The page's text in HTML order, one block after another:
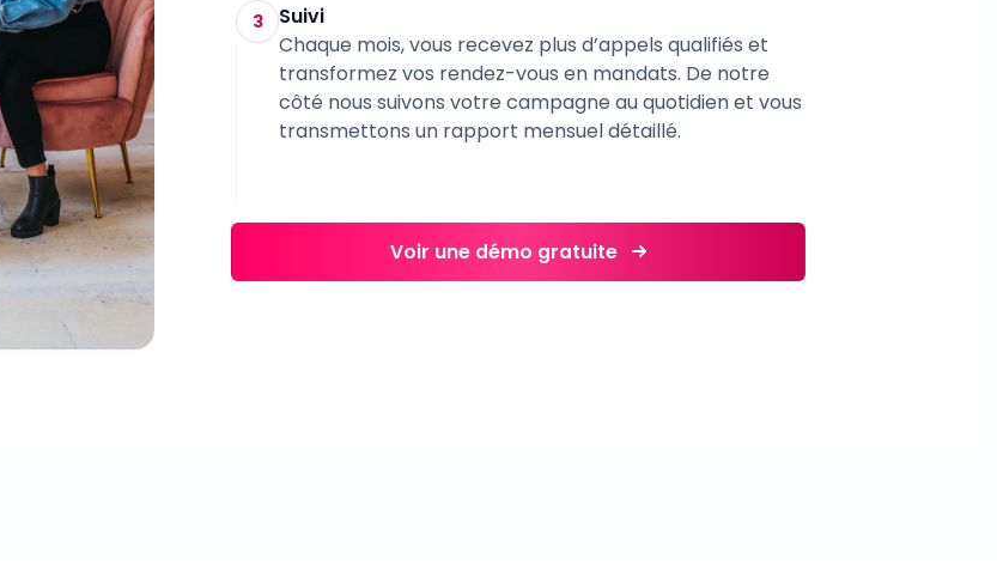
3
Suivi
Chaque mois, vous recevez plus d’appels qualifiés et
transformez vos rendez-vous en mandats. De notre
côté nous suivons votre campagne au quotidien et vous
transmettons un rapport mensuel détaillé.
Voir une démo gratuite